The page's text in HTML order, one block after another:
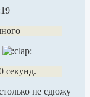
секунд.
не сдюжу